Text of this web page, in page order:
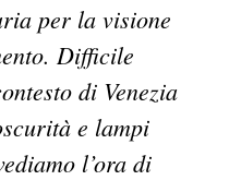
per la visione
Difficile
di Venezia
e lampi
l’ora di